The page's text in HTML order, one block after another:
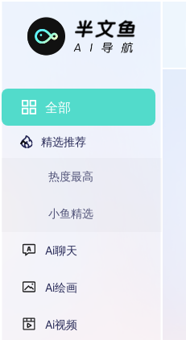
全部
精选推荐
热度最高
小鱼精选
Ai聊天
Ai绘画
Ai视频